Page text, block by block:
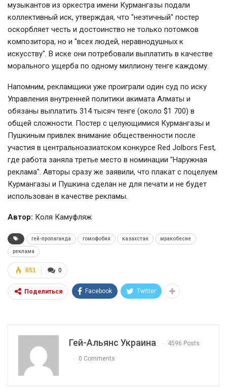
музыкантов из оркестра имени Курмангазы подали
коллективный иск, утверждая, что "неэтичный" постер
оскорбляет честь и достоинство не только потомков
композитора, но и "всех людей, неравнодушных к
искусству". В иске они потребовали выплатить в качестве
морального ущерба по одному миллиону тенге каждому.
Напомним, рекламщики уже проиграли один суд по иску
Управления внутренней политики акимата Алматы и
обязаны выплатить 314 тысяч тенге (около $1 700) в
общей сложности. Постер с целующимися Курмангазы и
Пушкиным привлек внимание общественности после
участия в центральноазиатском конкурсе Red Jolbors Fest,
где работа заняла третье место в номинации "Наружная
реклама". Авторы сразу же заявили, что плакат с поцелуем
Курмангазы и Пушкина сделан не для печати и не будет
использован в качестве рекламы.
Автор: Коля Камуфляж
гей-пропаганда гомофобия казахстан мракобесие
реклама
0
651
Поделиться Facebook Twitter
Гей-Альянс Украина 4596 Posts
0 Comments